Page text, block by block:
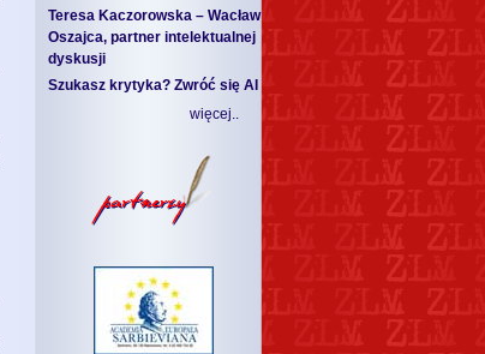
Teresa Kaczorowska – Wacław
Oszajca, partner intelektualnej
dyskusji
Szukasz krytyka? Zwróć się AI
więcej..